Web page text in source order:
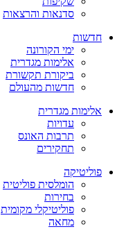
סדנאות והרצאות
חדשות
ימי הקורונה
אלימות מגדרית
ביקורת תקשורת
חדשות מהעולם
אלימות מגדרית
עדויות
תרבות האונס
תחקירים
פוליטיקה
הומלסית פוליטית
בחירות
פוליטיקלי מקומית
מחאה